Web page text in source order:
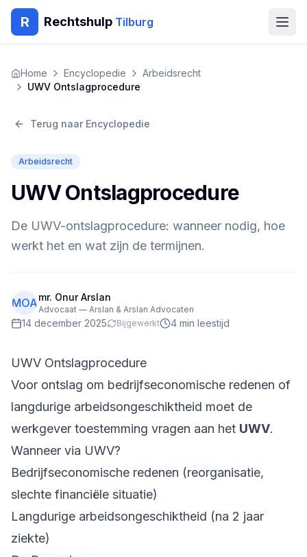
R Rechtshulp Tilburg
Home
🇬🇧 English
🇸🇦 العربية 🇵🇱 Polski 🇧🇬 Български
🇷🇴 Română
Home Encyclopedie
Arbeidsrecht
UWV Ontslagprocedure
Terug naar Encyclopedie
Arbeidsrecht
UWV Ontslagprocedure
De UWV-ontslagprocedure: wanneer nodig, hoe
werkt het en wat zijn de termijnen.
MOAmr. Onur Arslan
Advocaat — Arslan & Arslan Advocaten
14 december 2025 Bijgewerkt 4 min leestijd
UWV Ontslagprocedure
Voor ontslag om bedrijfseconomische redenen of
langdurige arbeidsongeschiktheid moet de
werkgever toestemming vragen aan het UWV.
Wanneer via UWV?
Bedrijfseconomische redenen (reorganisatie,
slechte financiële situatie)
Langdurige arbeidsongeschiktheid (na 2 jaar
ziekte)